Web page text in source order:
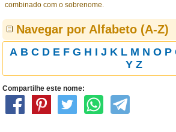
combinado com o sobrenome.
Navegar por Alfabeto (A-Z)
A B C D E F G H I J K L M N O P
Y Z
Compartilhe este nome: